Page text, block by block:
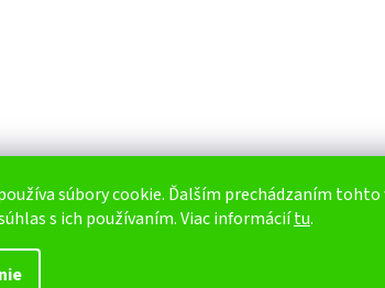
súbory cookie. Ďalším prechádzaním tohto
s ich používaním. Viac informáciítu.